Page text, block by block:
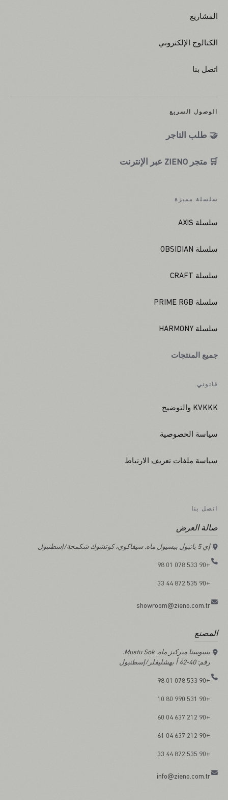
المشاريع
الكتالوج الإلكتروني
اتصل بنا
الوصول السريع
🤝 طلب التاجر
🛒 متجر ZIENO عبر الإنترنت
سلسلة مميزة
سلسلة AXIS
سلسلة OBSIDIAN
سلسلة CRAFT
سلسلة PRIME RGB
سلسلة HARMONY
جميع المنتجات
قانوني
KVKKK والتوضيح
سياسة الخصوصية
سياسة ملفات تعريف الارتباط
اتصل بنا
صالة العرض
إي 5 يانيول بيسيول ماه. سيفاكوي، كوتشوك شكمجة/إسطنبول
+90 533 078 01 98
+90 535 872 44 33
showroom@zieno.com.tr
المصنع
ينيبوسنا ميركيز ماه. Mustu Sok.
رقم: 40-42 أ بهشليفلر/إسطنبول
+90 533 078 01 98
+90 531 990 80 10
+90 212 637 04 60
+90 212 637 04 61
+90 535 872 44 33
info@zieno.com.tr